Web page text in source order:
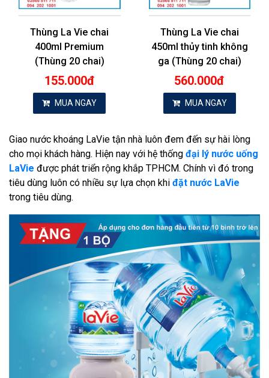
Thùng La Vie chai
400ml Premium
(Thùng 20 chai)
155.000đ
MUA NGAY
Thùng La Vie chai
450ml thủy tinh không
ga (Thùng 20 chai)
560.000đ
MUA NGAY
Giao nước khoáng LaVie tận nhà luôn đem đến sự hài lòng
cho mọi khách hàng. Hiện nay với hệ thống đại lý nước uống
LaVie được phát triển rộng khắp TPHCM. Chính vì đó trong
tiêu dùng luôn có nhiều sự lựa chọn khi đặt nước LaVie
trong tiêu dùng.